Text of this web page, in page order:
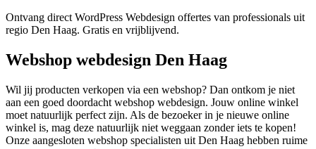
Ontvang direct WordPress Webdesign offertes van professionals uit
regio Den Haag. Gratis en vrijblijvend.
Webshop webdesign Den Haag
Wil jij producten verkopen via een webshop? Dan ontkom je niet
aan een goed doordacht webshop webdesign. Jouw online winkel
moet natuurlijk perfect zijn. Als de bezoeker in je nieuwe online
winkel is, mag deze natuurlijk niet weggaan zonder iets te kopen!
Onze aangesloten webshop specialisten uit Den Haag hebben ruime